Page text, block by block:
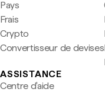
Pays
Frais
Crypto
Convertisseur de devises
ASSISTANCE
Centre d'aide